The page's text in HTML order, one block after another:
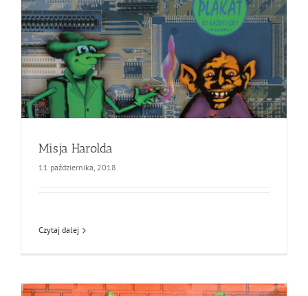
Misja Harolda
11 października, 2018
Czytaj dalej